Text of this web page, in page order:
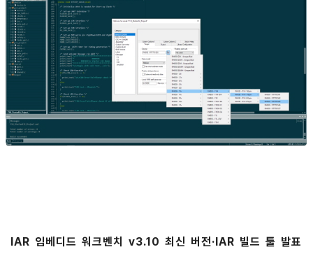
IAR 임베디드 워크벤치 v3.10 최신 버전·IAR 빌드 툴 발표